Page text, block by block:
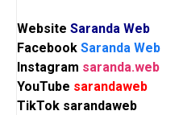
Website Saranda Web
Facebook Saranda Web
Instagram saranda.web
YouTube sarandaweb
TikTok sarandaweb